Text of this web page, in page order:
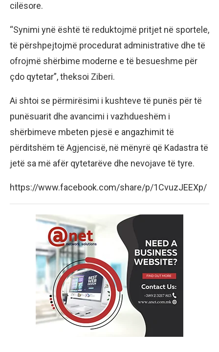
cilësore.
“Synimi ynë është të reduktojmë pritjet në sportele,
të përshpejtojmë procedurat administrative dhe të
ofrojmë shërbime moderne e të besueshme për
çdo qytetar”, theksoi Ziberi.
Ai shtoi se përmirësimi i kushteve të punës për të
punësuarit dhe avancimi i vazhdueshëm i
shërbimeve mbeten pjesë e angazhimit të
përditshëm të Agjencisë, në mënyrë që Kadastra të
jetë sa më afër qytetarëve dhe nevojave të tyre.
https://www.facebook.com/share/p/1CvuzJEEXp/